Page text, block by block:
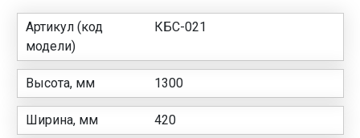
Артикул (код
модели)
КБС-021
Высота, мм 1300
Ширина, мм 420